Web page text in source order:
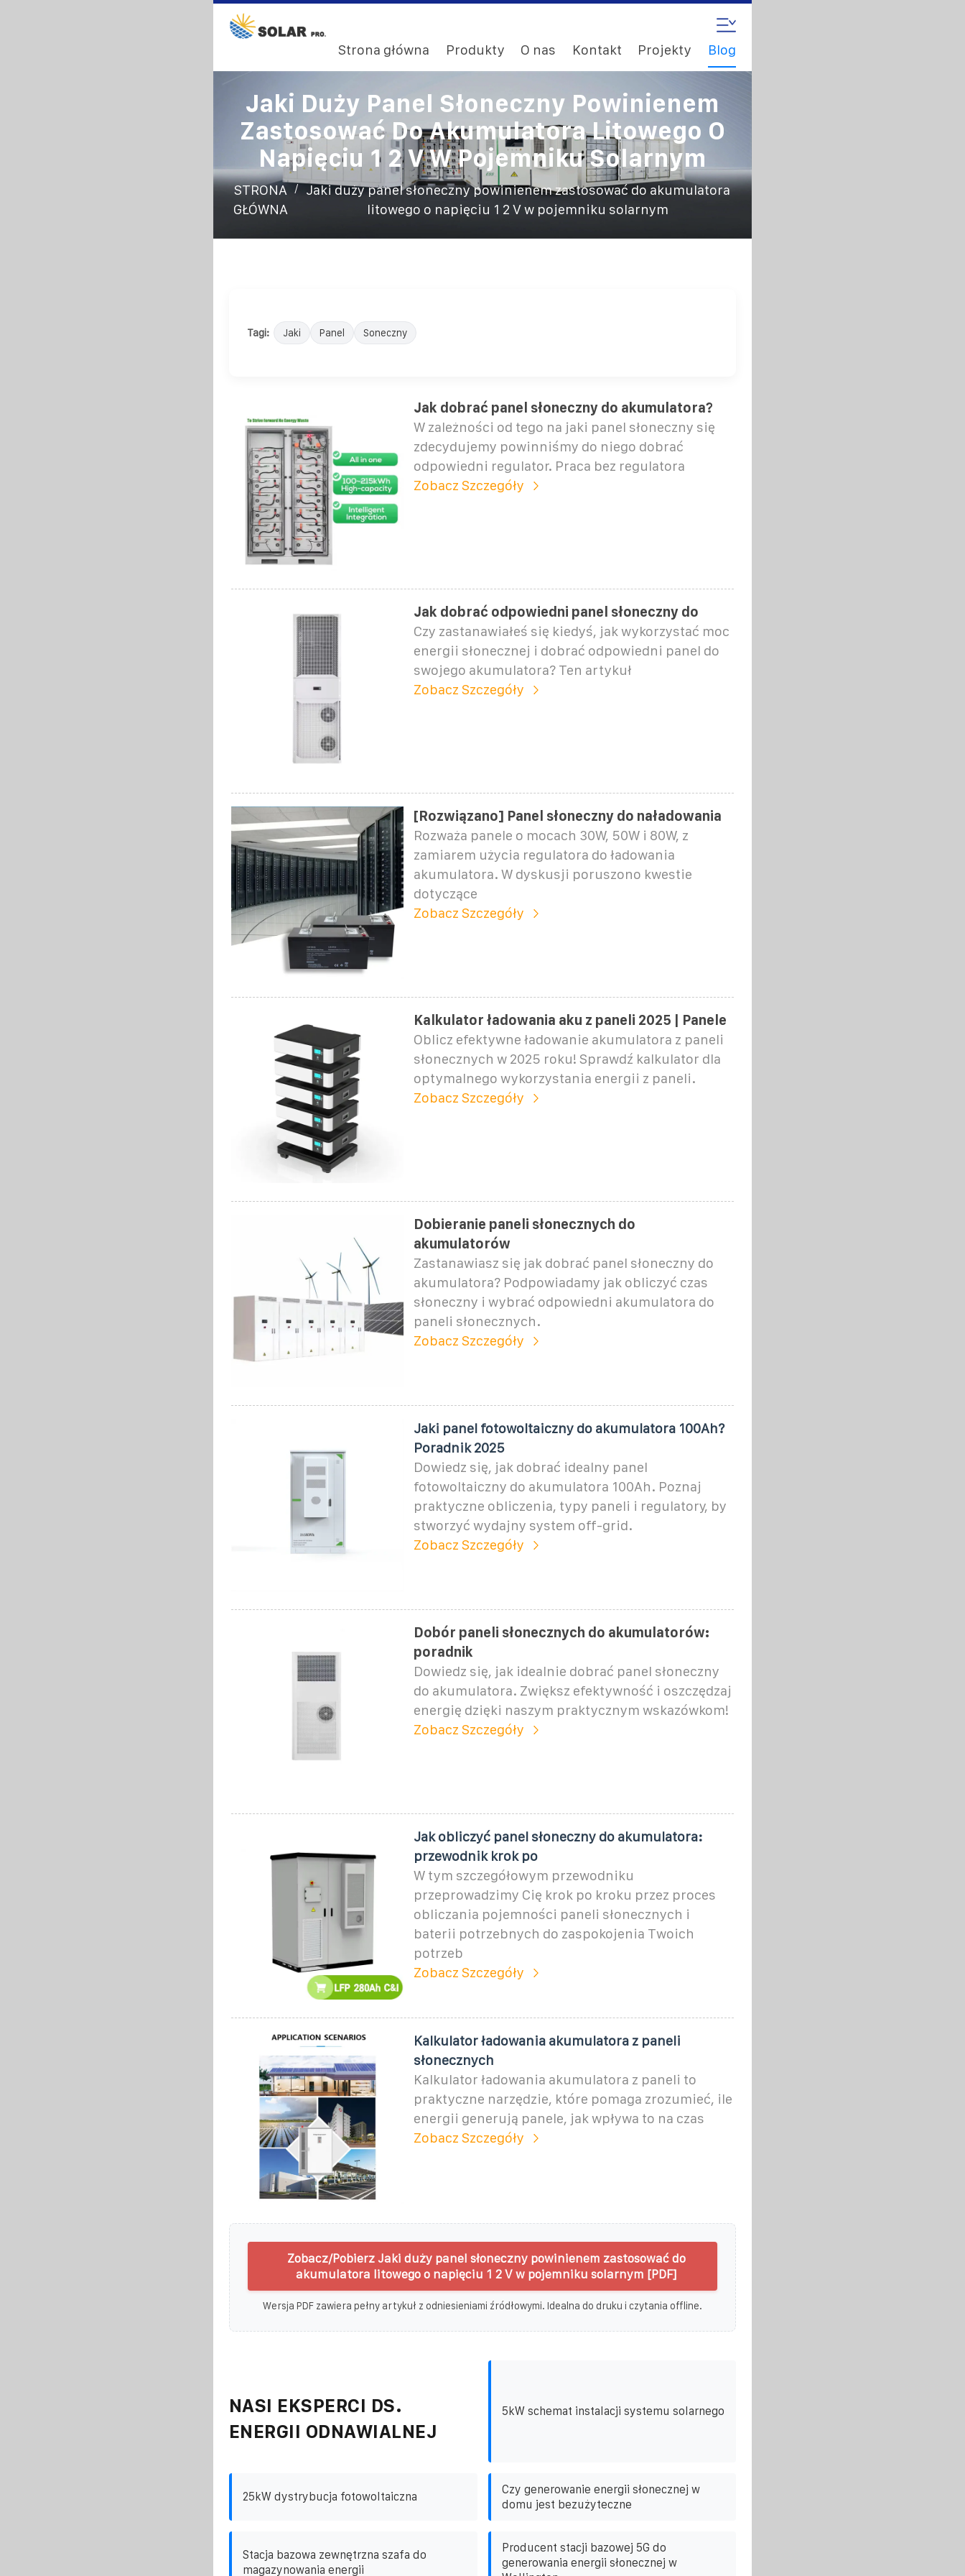
Strona główna Produkty O nas Kontakt Projekty Blog
Jaki Duży Panel Słoneczny Powinienem
Zastosować Do Akumulatora Litowego O
Napięciu 1 2 V W Pojemniku Solarnym
STRONA
GŁÓWNA
/
Jaki duży panel słoneczny powinienem zastosować do akumulatora
litowego o napięciu 1 2 V w pojemniku solarnym
Tagi: Jaki Panel Soneczny
Jak dobrać panel słoneczny do akumulatora?
W zależności od tego na jaki panel słoneczny się
zdecydujemy powinniśmy do niego dobrać
odpowiedni regulator. Praca bez regulatora
Zobacz Szczegóły
Jak dobrać odpowiedni panel słoneczny do
Czy zastanawiałeś się kiedyś, jak wykorzystać moc
energii słonecznej i dobrać odpowiedni panel do
swojego akumulatora? Ten artykuł
Zobacz Szczegóły
[Rozwiązano] Panel słoneczny do naładowania
Rozważa panele o mocach 30W, 50W i 80W, z
zamiarem użycia regulatora do ładowania
akumulatora. W dyskusji poruszono kwestie
dotyczące
Zobacz Szczegóły
Kalkulator ładowania aku z paneli 2025 | Panele
Oblicz efektywne ładowanie akumulatora z paneli
słonecznych w 2025 roku! Sprawdź kalkulator dla
optymalnego wykorzystania energii z paneli.
Zobacz Szczegóły
Dobieranie paneli słonecznych do
akumulatorów
Zastanawiasz się jak dobrać panel słoneczny do
akumulatora? Podpowiadamy jak obliczyć czas
słoneczny i wybrać odpowiedni akumulatora do
paneli słonecznych.
Zobacz Szczegóły
Jaki panel fotowoltaiczny do akumulatora 100Ah?
Poradnik 2025
Dowiedz się, jak dobrać idealny panel
fotowoltaiczny do akumulatora 100Ah. Poznaj
praktyczne obliczenia, typy paneli i regulatory, by
stworzyć wydajny system off-grid.
Zobacz Szczegóły
Dobór paneli słonecznych do akumulatorów:
poradnik
Dowiedz się, jak idealnie dobrać panel słoneczny
do akumulatora. Zwiększ efektywność i oszczędzaj
energię dzięki naszym praktycznym wskazówkom!
Zobacz Szczegóły
Jak obliczyć panel słoneczny do akumulatora:
przewodnik krok po
W tym szczegółowym przewodniku
przeprowadzimy Cię krok po kroku przez proces
obliczania pojemności paneli słonecznych i
baterii potrzebnych do zaspokojenia Twoich
potrzeb
Zobacz Szczegóły
Kalkulator ładowania akumulatora z paneli
słonecznych
Kalkulator ładowania akumulatora z paneli to
praktyczne narzędzie, które pomaga zrozumieć, ile
energii generują panele, jak wpływa to na czas
Zobacz Szczegóły
Zobacz/Pobierz Jaki duży panel słoneczny powinienem zastosować do
akumulatora litowego o napięciu 1 2 V w pojemniku solarnym [PDF]
Wersja PDF zawiera pełny artykuł z odniesieniami źródłowymi. Idealna do druku i czytania offline.
NASI EKSPERCI DS.
ENERGII ODNAWIALNEJ
5kW schemat instalacji systemu solarnego
25kW dystrybucja fotowoltaiczna
Czy generowanie energii słonecznej w
domu jest bezużyteczne
Stacja bazowa zewnętrzna szafa do
magazynowania energii
Producent stacji bazowej 5G do
generowania energii słonecznej w